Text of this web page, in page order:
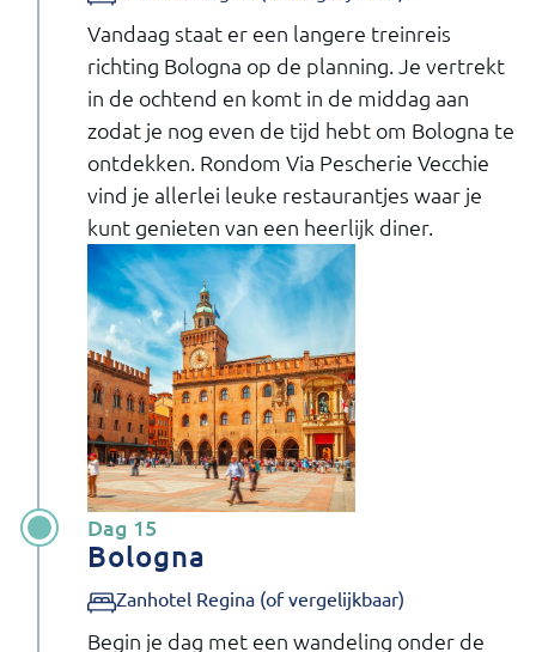
Vandaag staat er een langere treinreis
richting Bologna op de planning. Je vertrekt
in de ochtend en komt in de middag aan
zodat je nog even de tijd hebt om Bologna te
ontdekken. Rondom Via Pescherie Vecchie
vind je allerlei leuke restaurantjes waar je
kunt genieten van een heerlijk diner.
Dag 15
Bologna
Zanhotel Regina (of vergelijkbaar)
Begin je dag met een wandeling onder de